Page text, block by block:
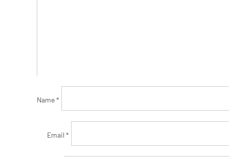
Name*
Email *